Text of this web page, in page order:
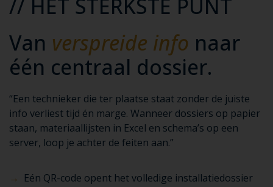
// HET STERKSTE PUNT
Van verspreide info naar
één centraal dossier.
“Een technieker die ter plaatse staat zonder de juiste
info verliest tijd én marge. Wanneer dossiers op papier
staan, materiaallijsten in Excel en schema’s op een
server, loop je achter de feiten aan.”
→ Eén QR-code opent het volledige installatiedossier